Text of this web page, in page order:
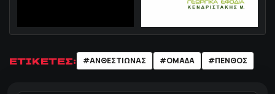
ΕΤΙΚΕΤΕΣ: #ΑΝΘΕΣΤΙΩΝΑΣ #ΟΜΑΔΑ #ΠΕΝΘΟΣ